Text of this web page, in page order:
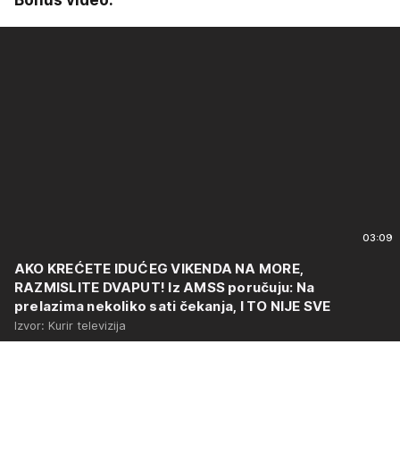
03:09
AKO KREĆETE IDUĆEG VIKENDA NA MORE,
RAZMISLITE DVAPUT! Iz AMSS poručuju: Na
prelazima nekoliko sati čekanja, I TO NIJE SVE
Izvor: Kurir televizija